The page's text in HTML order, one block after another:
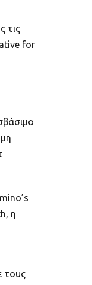
τις
for
η
τους